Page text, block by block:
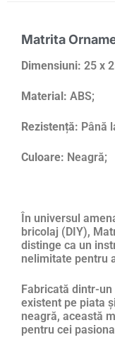
Matrita
Dimensiuni: 25 x
Material: ABS;
Rezistență: Până
Culoare: Neagră;
În universul
bricolaj (DIY),
distinge ca un
nelimitate pentru
Fabricată dintr-
existent pe piata
neagră, această
pentru cei